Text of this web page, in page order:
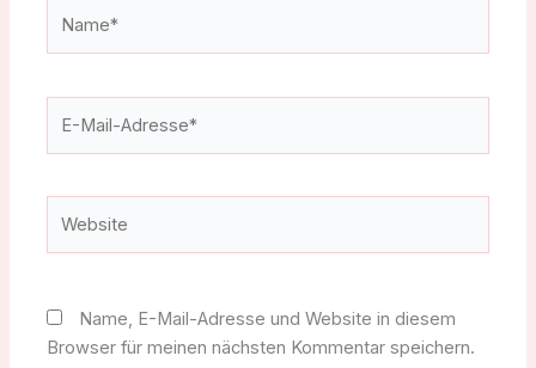
Mail-
Name, E-Mail-Adresse und Website in diesem
Browser für meinen nächsten Kommentar speichern.